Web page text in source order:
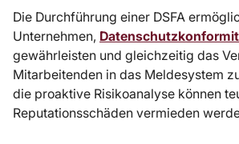
Die Durchführung einer DSFA
Unternehmen,
gewährleisten und gleichzeitig das
Mitarbeitenden in das Meldesystem
die proaktive Risikoanalyse können
Reputationsschäden vermieden